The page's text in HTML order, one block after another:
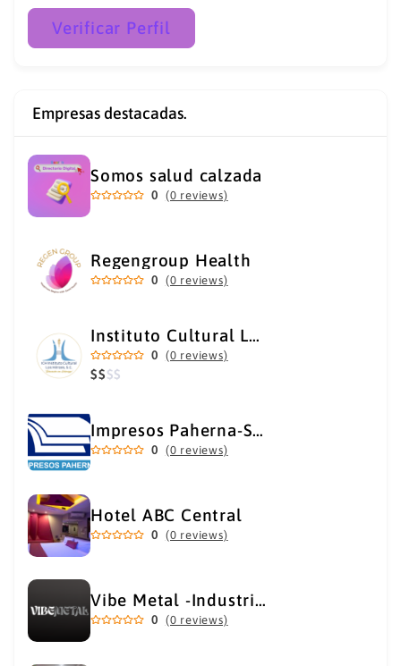
Verificar Perfil
Empresas destacadas.
Somos salud calzada
0 (0 reviews)
Regengroup Health
0 (0 reviews)
Instituto Cultural Los Héroes
0 (0 reviews)
$$$$
Impresos Paherna-Servicios Gráficos Industriales
0 (0 reviews)
Hotel ABC Central
0 (0 reviews)
Vibe Metal -Industrial Metal Supply
0 (0 reviews)